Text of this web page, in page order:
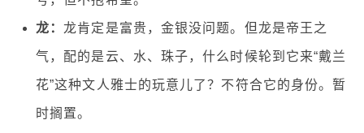
龙：龙肯定是富贵，金银没问题。但龙是帝王之
气，配的是云、水、珠子，什么时候轮到它来“戴兰
花”这种文人雅士的玩意儿了？不符合它的身份。暂
时搁置。